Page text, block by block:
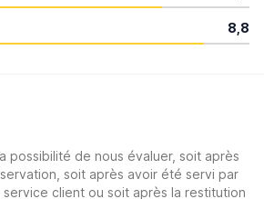
8,8
possibilité de nous évaluer, soit après
soit après avoir été servi par
service client ou soit après la restitution